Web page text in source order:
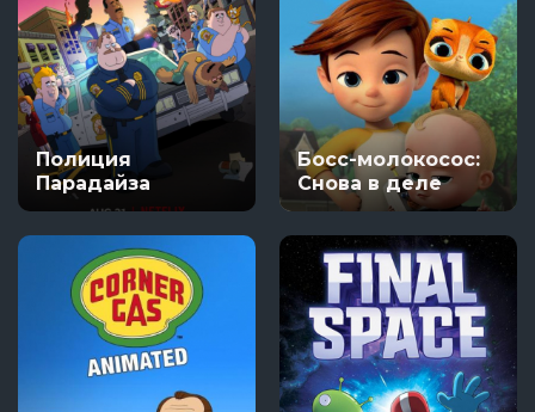
Полиция
Парадайза
Босс-молокосос:
Снова в деле